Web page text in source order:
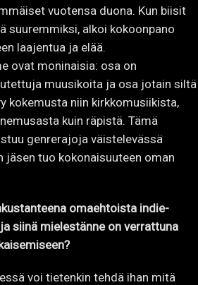
vuotensa duona. Kun biisit
suuremmiksi, alkoi kokoonpano
laajentua ja elää.
ovat moninaisia: osa on
muusikoita ja osa jotain siltä
kokemusta niin kirkkomusiikista,
kuin räpistä. Tämä
genrerajoja väistelevässä
jäsen tuo kokonaisuuteen oman
omaehtoista indie-
siinä mielestänne on verrattuna
voi tietenkin tehdä ihan mitä